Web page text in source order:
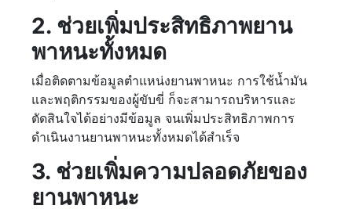
2. ช่วยเพิ่มประสิทธิภาพยาน
พาหนะทั้งหมด
เมื่อติดตามข้อมูลตำแหน่งยานพาหนะ การใช้น้ำมัน
และพฤติกรรมของผู้ขับขี่ ก็จะสามารถบริหารและ
ตัดสินใจได้อย่างมีข้อมูล จนเพิ่มประสิทธิภาพการ
ดำเนินงานยานพาหนะทั้งหมดได้สำเร็จ
3. ช่วยเพิ่มความปลอดภัยของ
ยานพาหนะ